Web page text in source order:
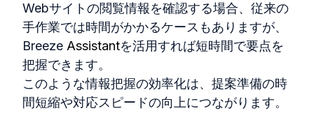
Webサイトの閲覧情報を確認する場合、従来の
手作業では時間がかかるケースもありますが、
Breeze Assistantを活用すれば短時間で要点を
把握できます。
このような情報把握の効率化は、提案準備の時
間短縮や対応スピードの向上につながります。